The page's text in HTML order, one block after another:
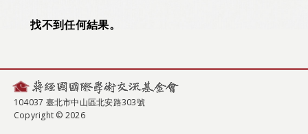
找不到任何結果。
104037 臺北市中山區北安路303號
Copyright © 2026